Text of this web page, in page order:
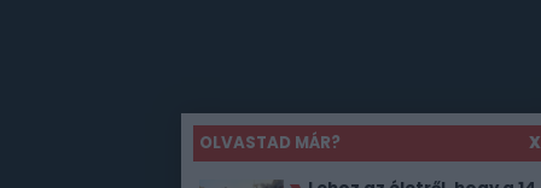
OLVASTAD MÁR?
X